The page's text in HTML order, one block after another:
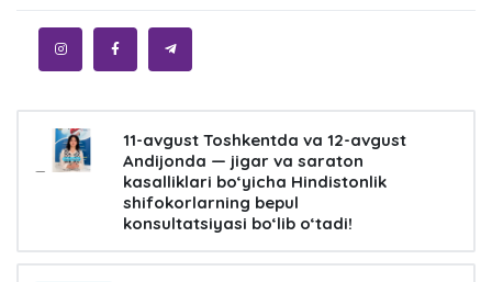
11-avgust Toshkentda va 12-avgust
Andijonda — jigar va saraton
kasalliklari bo‘yicha Hindistonlik
shifokorlarning bepul
konsultatsiyasi bo‘lib o‘tadi!